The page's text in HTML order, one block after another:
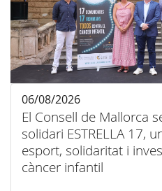
El Consell de Mallorca
solidari ESTRELLA 17,
esport, solidaritat i
càncer infantil
06/08/2026